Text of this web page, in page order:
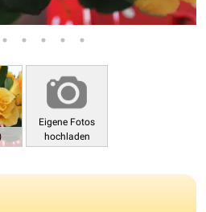
Eigene Fotos
hochladen